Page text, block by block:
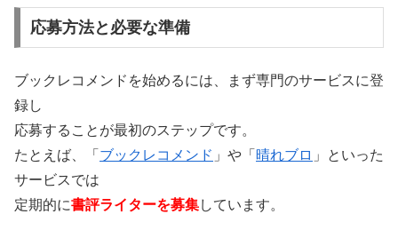
応募方法と必要な準備
ブックレコメンドを始めるには、まず専門のサービスに登
録し
応募することが最初のステップです。
たとえば、「 ブックレコメンド 」や「 晴れブロ 」といった
サービスでは
定期的に書評ライターを募集しています。